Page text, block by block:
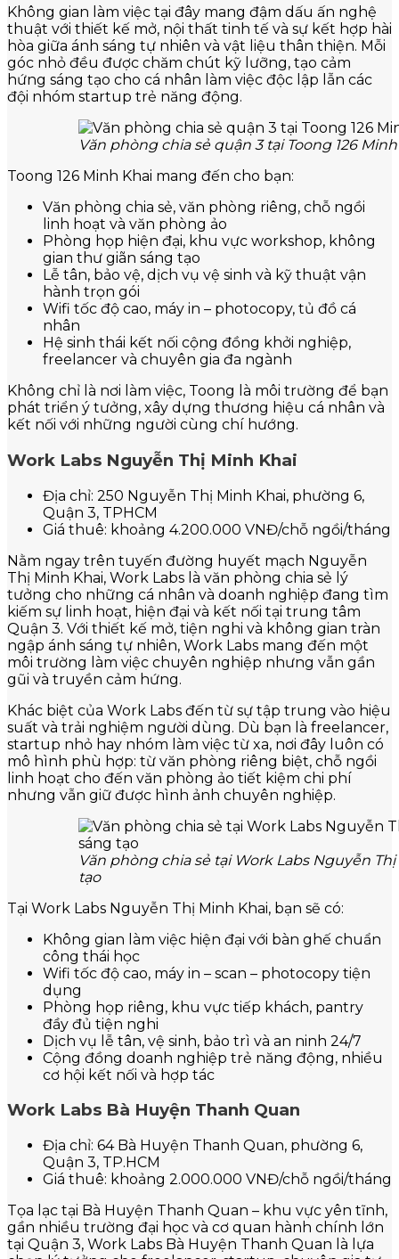
Không gian làm việc tại đây mang đậm dấu ấn nghệ
thuật với thiết kế mở, nội thất tinh tế và sự kết hợp hài
hòa giữa ánh sáng tự nhiên và vật liệu thân thiện. Mỗi
góc nhỏ đều được chăm chút kỹ lưỡng, tạo cảm
hứng sáng tạo cho cá nhân làm việc độc lập lẫn các
đội nhóm startup trẻ năng động.
Văn phòng chia sẻ quận 3 tại Toong 126
Toong 126 Minh Khai mang đến cho bạn:
Văn phòng chia sẻ, văn phòng riêng, chỗ ngồi
linh hoạt và văn phòng ảo
Phòng họp hiện đại, khu vực workshop, không
gian thư giãn sáng tạo
Lễ tân, bảo vệ, dịch vụ vệ sinh và kỹ thuật vận
hành trọn gói
Wifi tốc độ cao, máy in – photocopy, tủ đồ cá
nhân
Hệ sinh thái kết nối cộng đồng khởi nghiệp,
freelancer và chuyên gia đa ngành
Không chỉ là nơi làm việc, Toong là môi trường để bạn
phát triển ý tưởng, xây dựng thương hiệu cá nhân và
kết nối với những người cùng chí hướng.
Work Labs Nguyễn Thị Minh Khai
Địa chỉ: 250 Nguyễn Thị Minh Khai, phường 6,
Quận 3, TPHCM
Giá thuê: khoảng 4.200.000 VNĐ/chỗ ngồi/tháng
Nằm ngay trên tuyến đường huyết mạch Nguyễn
Thị Minh Khai, Work Labs là văn phòng chia sẻ lý
tưởng cho những cá nhân và doanh nghiệp đang tìm
kiếm sự linh hoạt, hiện đại và kết nối tại trung tâm
Quận 3. Với thiết kế mở, tiện nghi và không gian tràn
ngập ánh sáng tự nhiên, Work Labs mang đến một
môi trường làm việc chuyên nghiệp nhưng vẫn gần
gũi và truyền cảm hứng.
Khác biệt của Work Labs đến từ sự tập trung vào hiệu
suất và trải nghiệm người dùng. Dù bạn là freelancer,
startup nhỏ hay nhóm làm việc từ xa, nơi đây luôn có
mô hình phù hợp: từ văn phòng riêng biệt, chỗ ngồi
linh hoạt cho đến văn phòng ảo tiết kiệm chi phí
nhưng vẫn giữ được hình ảnh chuyên nghiệp.
Văn phòng chia sẻ tại Work Labs Nguyễn
tạo
Tại Work Labs Nguyễn Thị Minh Khai, bạn sẽ có:
Không gian làm việc hiện đại với bàn ghế chuẩn
công thái học
Wifi tốc độ cao, máy in – scan – photocopy tiện
dụng
Phòng họp riêng, khu vực tiếp khách, pantry
đầy đủ tiện nghi
Dịch vụ lễ tân, vệ sinh, bảo trì và an ninh 24/7
Cộng đồng doanh nghiệp trẻ năng động, nhiều
cơ hội kết nối và hợp tác
Work Labs Bà Huyện Thanh Quan
Địa chỉ: 64 Bà Huyện Thanh Quan, phường 6,
Quận 3, TP.HCM
Giá thuê: khoảng 2.000.000 VNĐ/chỗ ngồi/tháng
Tọa lạc tại Bà Huyện Thanh Quan – khu vực yên tĩnh,
gần nhiều trường đại học và cơ quan hành chính lớn
tại Quận 3, Work Labs Bà Huyện Thanh Quan là lựa